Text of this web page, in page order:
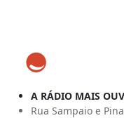
A RÁDIO MAIS
Rua Sampaio e